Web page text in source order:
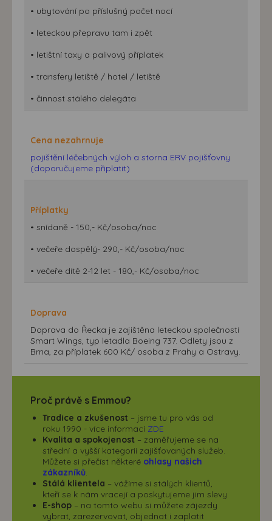
• ubytování po příslušný počet nocí
• leteckou přepravu tam i zpět
• letištní taxy a palivový příplatek
• transfery letiště / hotel / letiště
• činnost stálého delegáta
Cena nezahrnuje
pojištění léčebných výloh a storna ERV pojišťovny
(doporučujeme připlatit)
Příplatky
• snídaně - 150,- Kč/osoba/noc
• večeře dospělý- 290,- Kč/osoba/noc
• večeře dítě 2-12 let - 180,- Kč/osoba/noc
Doprava
Doprava do Řecka je zajištěna leteckou společností
Smart Wings, typ letadla Boeing 737. Odlety jsou z
Brna, za příplatek 600 Kč/ osoba z Prahy a Ostravy.
Proč právě s Emmou?
Tradice a zkušenost – jsme tu pro vás od
roku 1990 - více informací ZDE
Kvalita a spokojenost – zaměřujeme se na
střední a vyšší kategorii zajišťovaných služeb.
Můžete si přečíst některé ohlasy našich
zákazníků.
Stálá klientela – vážíme si stálých klientů,
kteří se k nám vracejí a poskytujeme jim slevy
E-shop – na tomto webu si můžete zájezdy
vybrat, zarezervovat, objednat i zaplatit